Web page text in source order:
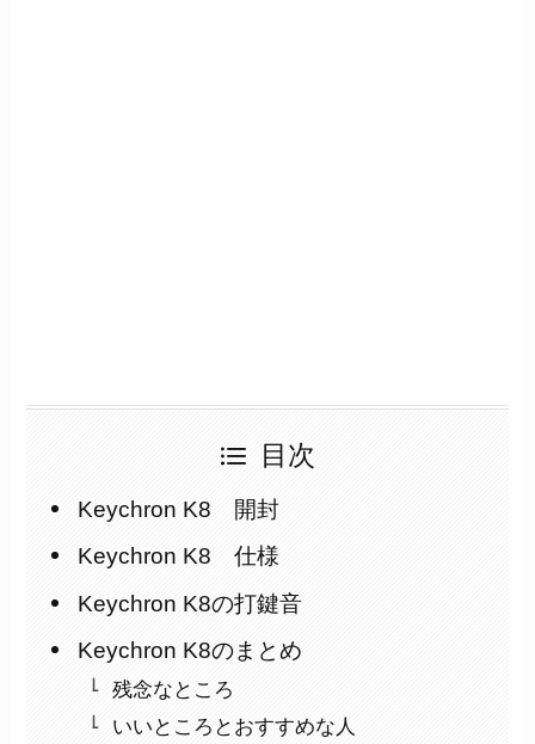
目次
Keychron K8 開封
Keychron K8 仕様
Keychron K8の打鍵音
Keychron K8のまとめ
残念なところ
いいところとおすすめな人